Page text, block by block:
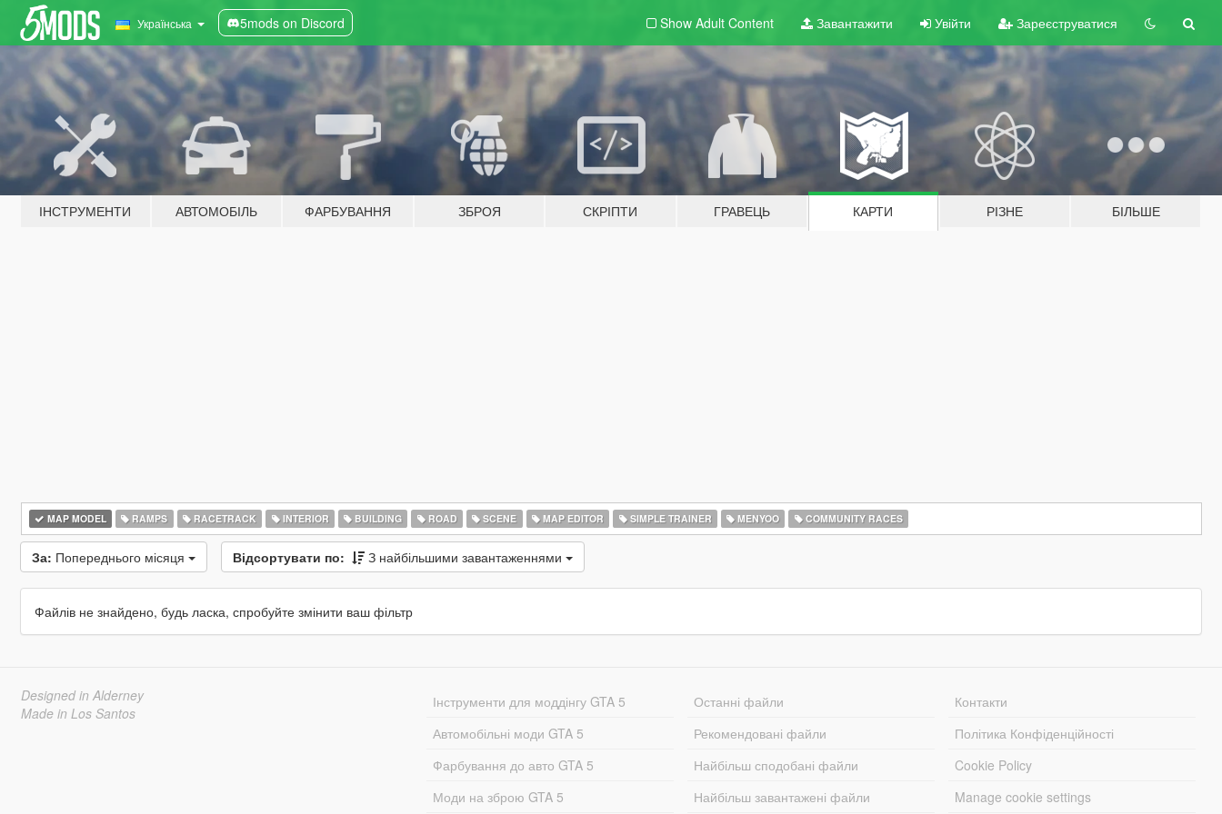
Українська 5mods on Discord Show Adult Content Завантажити Увійти Зареєструватися
ІНСТРУМЕНТИ АВТОМОБІЛЬ ФАРБУВАННЯ ЗБРОЯ СКРІПТИ ГРАВЕЦЬ КАРТИ РІЗНЕ БІЛЬШЕ
MAP MODEL RAMPS RACETRACK INTERIOR BUILDING ROAD SCENE MAP EDITOR SIMPLE TRAINER MENYOO COMMUNITY RACES
За: Попереднього місяця Відсортувати по: З найбільшими завантаженнями
Файлів не знайдено, будь ласка, спробуйте змінити ваш фільтр
Designed in Alderney
Made in Los Santos
Інструменти для моддінгу GTA 5
Автомобільні моди GTA 5
Фарбування до авто GTA 5
Моди на зброю GTA 5
Останні файли
Рекомендовані файли
Найбільш сподобані файли
Найбільш завантажені файли
Контакти
Політика Конфіденційності
Cookie Policy
Manage cookie settings